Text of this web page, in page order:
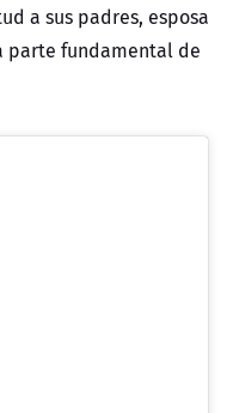
a sus padres, esposa
parte fundamental de